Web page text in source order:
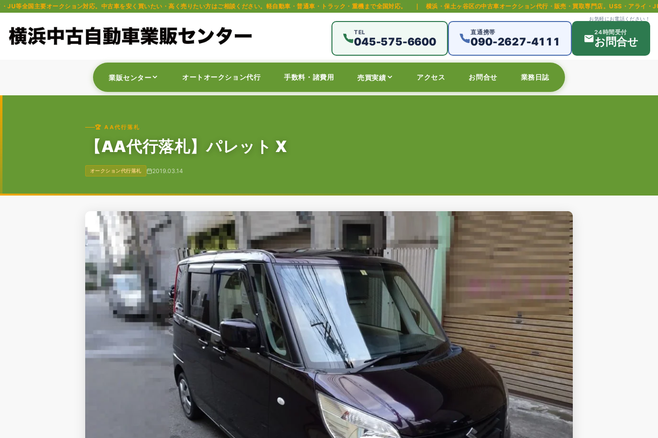
ン対応。中古車を安く買いたい・高く売りたい方はご相談ください。軽自動車・普通車・トラック・重機まで全国対応。｜横浜・保土ヶ谷区の中古車オークション代行・販売・買取専門店。USS・アライ・JU等全国主要オーク
お気軽にお電話ください！
TEL
045-575-6600
直通携帯
090-2627-4111
24時間受付
お問合せ
業販センター オートオークション代行 手数料・諸費用 売買実績 アクセス お問合せ 業務日誌
🏆 AA代行落札
【AA代行落札】パレット X
オークション代行落札 2019.03.14